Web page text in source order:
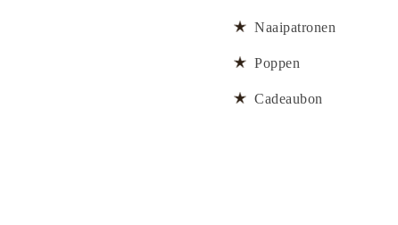
Naaipatronen
Poppen
Cadeaubon